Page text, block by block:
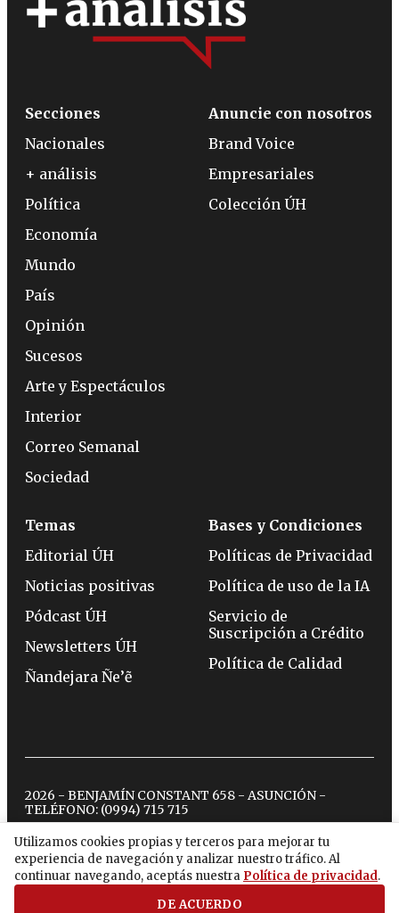
Utilizamos cookies propias y terceros para mejorar tu
experiencia de navegación y analizar nuestro tráfico. Al
continuar navegando, aceptás nuestra Política de privacidad.
DE ACUERDO
Secciones
Nacionales
+ análisis
Política
Economía
Mundo
País
Opinión
Sucesos
Arte y Espectáculos
Interior
Correo Semanal
Sociedad
Anuncie con nosotros
Brand Voice
Empresariales
Colección ÚH
Temas
Editorial ÚH
Noticias positivas
Pódcast ÚH
Newsletters ÚH
Ñandejara Ñe’ẽ
Bases y Condiciones
Políticas de Privacidad
Política de uso de la IA
Servicio de
Suscripción a Crédito
Política de Calidad
2026 - BENJAMÍN CONSTANT 658 - ASUNCIÓN -
TELÉFONO: (0994) 715 715
twitterinstagram
facebook
tiktokyoutubespotify